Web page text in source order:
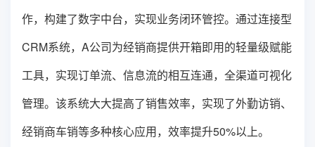
作，构建了数字中台，实现业务闭环管控。通过连接型
CRM系统，A公司为经销商提供开箱即用的轻量级赋能
工具，实现订单流、信息流的相互连通，全渠道可视化
管理。该系统大大提高了销售效率，实现了外勤访销、
经销商车销等多种核心应用，效率提升50%以上。